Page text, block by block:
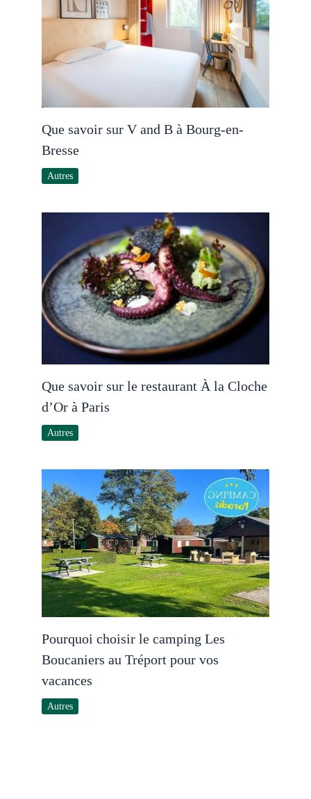
Que savoir sur V and B à Bourg-en-
Bresse
Autres
Que savoir sur le restaurant À la Cloche
d’Or à Paris
Autres
Pourquoi choisir le camping Les
Boucaniers au Tréport pour vos
vacances
Autres